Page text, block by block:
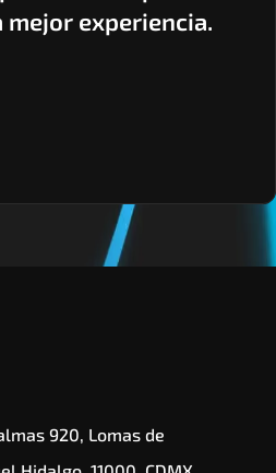
experiencia.
920, Lomas de